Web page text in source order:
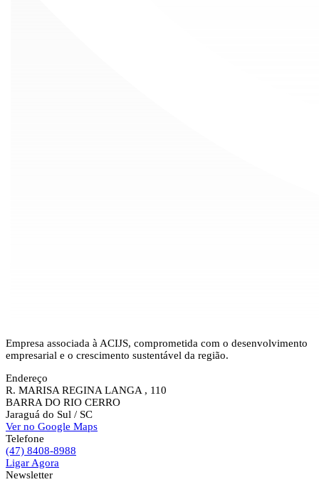
Empresa associada à ACIJS, comprometida com o desenvolvimento
empresarial e o crescimento sustentável da região.
Endereço
R. MARISA REGINA LANGA , 110
BARRA DO RIO CERRO
Jaraguá do Sul / SC
Ver no Google Maps
Telefone
(47) 8408-8988
Ligar Agora
Newsletter